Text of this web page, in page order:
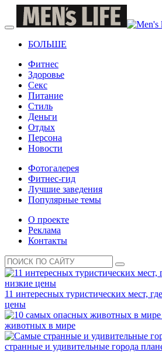
БОЛЬШЕ
Фитнес
Здоровье
Секс
Питание
Стиль
Деньги
Отдых
Персона
Новости
Фотогалерея
Фитнес-гид
Лучшие заведения
Популярные темы
О проекте
Реклама
Контакты
11 интересных туристических мест,
цены
животных в мире
странные и удивительные города